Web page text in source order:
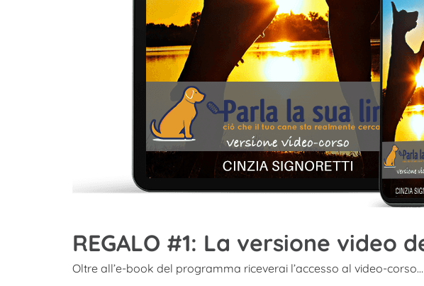
REGALO #1: La versione video
Oltre all’e-book del programma riceverai l’accesso al video-corso…